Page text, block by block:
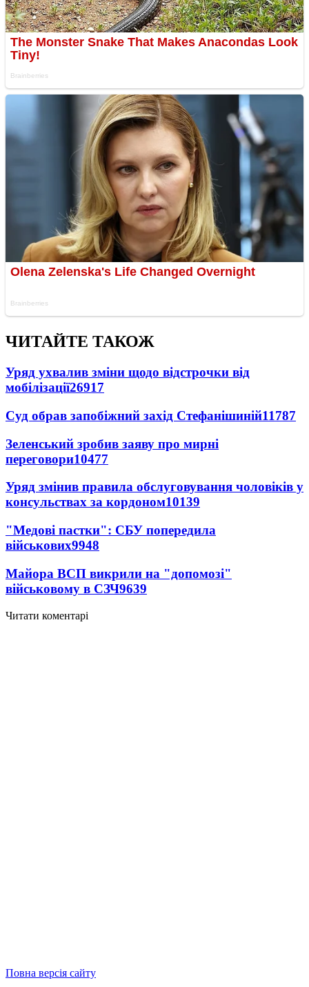
ЧИТАЙТЕ ТАКОЖ
Уряд ухвалив зміни щодо відстрочки від
мобілізації26917
Суд обрав запобіжний захід Стефанішиній11787
Зеленський зробив заяву про мирні
переговори10477
Уряд змінив правила обслуговування чоловіків у
консульствах за кордоном10139
"Медові пастки": СБУ попередила
військових9948
Майора ВСП викрили на "допомозі"
військовому в СЗЧ9639
Читати коментарі
Повна версія сайту